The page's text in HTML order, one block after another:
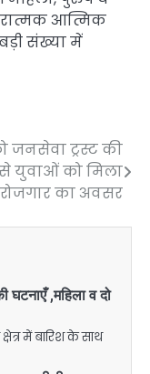
आत्मिक
संख्या में
जनसेवा ट्रस्ट की
युवाओं को मिला
रोजगार का अवसर
घटनाएँ ,महिला व दो
में बारिश के साथ